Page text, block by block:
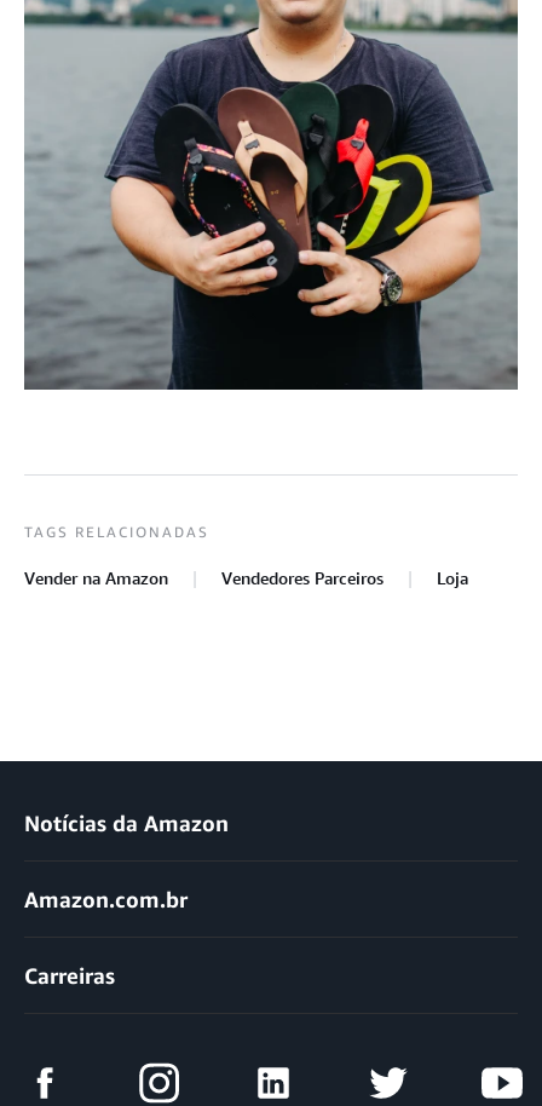
TAGS RELACIONADAS
Vender na Amazon Vendedores Parceiros Loja
Notícias da Amazon
Amazon.com.br
Carreiras